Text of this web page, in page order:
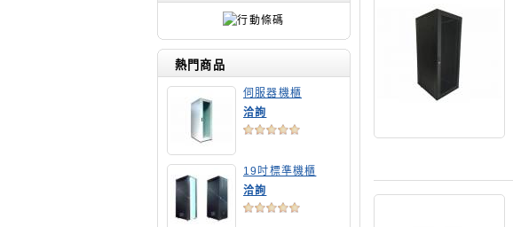
熱門商品
伺服器機櫃
洽詢
19吋標準機櫃
洽詢